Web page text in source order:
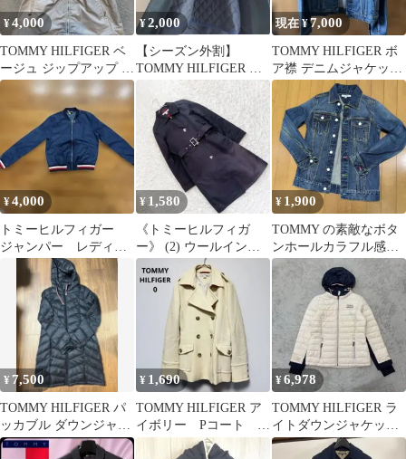
¥4,000
TOMMY HILFIGER ベ
ージュ ジップアップ コ
ート
¥2,000
【シーズン外割】
TOMMY HILFIGER ロ
ングコート トミーヒル
フィガー
現在 ¥7,000
TOMMY HILFIGER ボ
ア襟 デニムジャケット
4
¥4,000
トミーヒルフィガー
ジャンパー レディー
¥ 1,580
《トミーヒルフィガ
ー》 (2) ウールインナ
ー付きステンカラーコ
ート コットン
¥ 1,900
TOMMY の素敵なボタ
ンホールカラフル感が
可愛いデニムGジャン
ジャケット
¥ 7,500
TOMMY HILFIGER パ
ッカブル ダウンジャケ
ット ブラック M
¥ 1,690
TOMMY HILFIGER ア
イボリー Pコート ア
ウター 0 小さいサイ
¥6,978
TOMMY HILFIGER ラ
イトダウンジャケット
フーディ S CG27